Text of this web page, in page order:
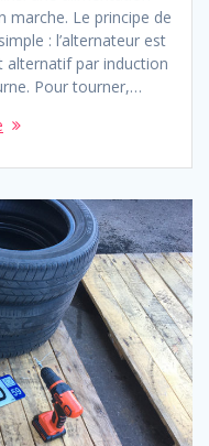
marche. Le principe de
: l’alternateur est
alternatif par induction
Pour tourner,…